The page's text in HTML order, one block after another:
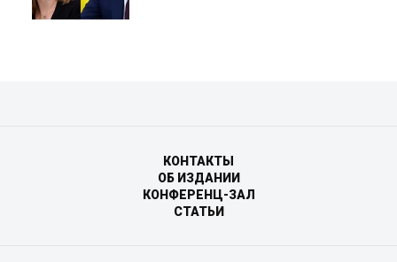
КОНТАКТЫ
ОБ ИЗДАНИИ
КОНФЕРЕНЦ-ЗАЛ
СТАТЬИ